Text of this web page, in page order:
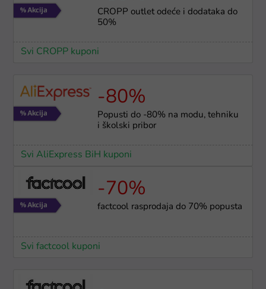
CROPP outlet odeće i dodataka do
50%
Svi CROPP kuponi
-80%
Popusti do -80% na modu, tehniku
i školski pribor
Svi AliExpress BiH kuponi
-70%
factcool rasprodaja do 70% popusta
Svi factcool kuponi